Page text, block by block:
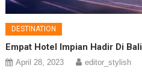
DESTINATION
Empat Hotel Impian Hadir Di Bali
April 28, 2023 editor_stylish